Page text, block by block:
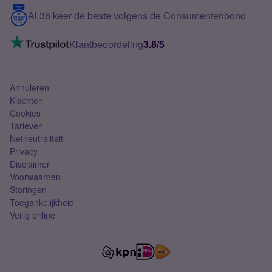
5G internet
Mobiel internet
Mobiel abonnement
Contact
VoLTE 4G bellen
Al 36 keer de beste volgens de Consumentenbond
Klantbeoordeling3.8/5
Annuleren
Klachten
Cookies
Tarieven
Netneutraliteit
Privacy
Disclaimer
Voorwaarden
Storingen
Toegankelijkheid
Veilig online